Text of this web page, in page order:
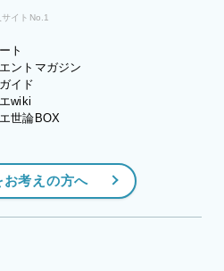
イトNo.1
ト
ントマガジン
イド
wiki
世論BOX
お考えの方へ